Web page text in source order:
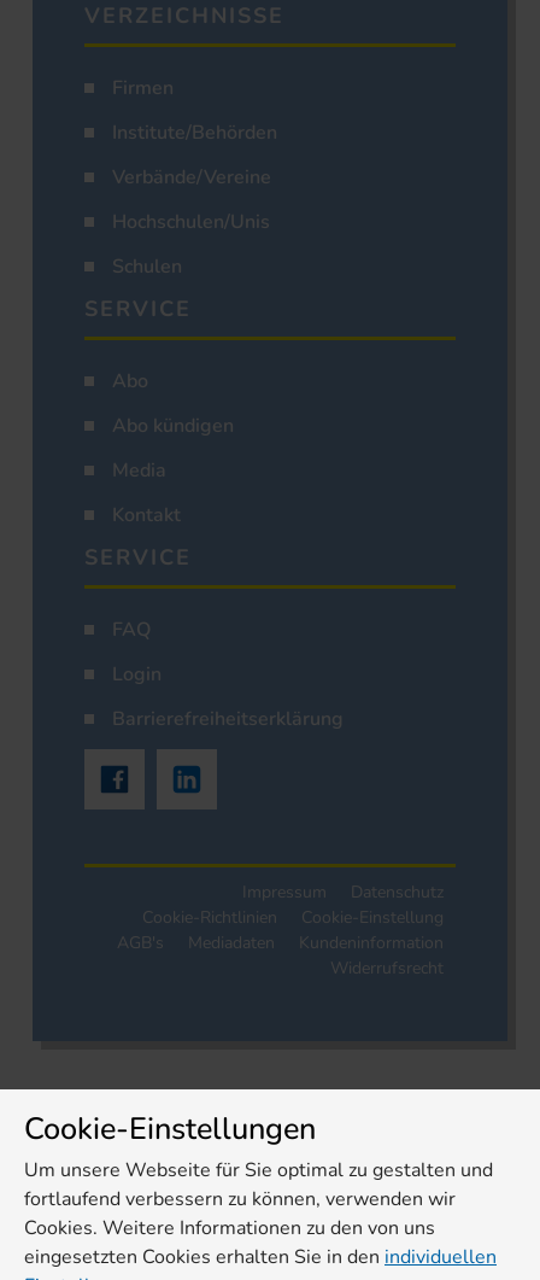
VERZEICHNISSE
Firmen
Institute/Behörden
Verbände/Vereine
Hochschulen/Unis
Schulen
SERVICE
Abo
Abo kündigen
Media
Kontakt
SERVICE
FAQ
Login
Barrierefreiheitserklärung
Impressum
Datenschutz
Cookie-Richtlinien
Cookie-Einstellung
AGB's
Mediadaten
Kundeninformation
Widerrufsrecht
Cookie-Einstellungen
Um unsere Webseite für Sie optimal zu gestalten und
fortlaufend verbessern zu können, verwenden wir
Cookies. Weitere Informationen zu den von uns
eingesetzten Cookies erhalten Sie in den individuellen